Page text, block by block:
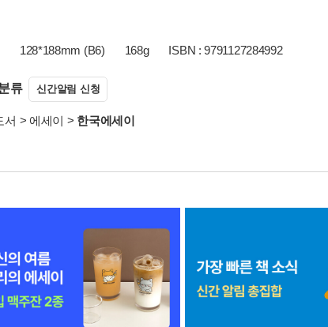
128*188mm (B6) 168g ISBN : 9791127284992
류 신간알림 신청
서 > 에세이 > 한국에세이